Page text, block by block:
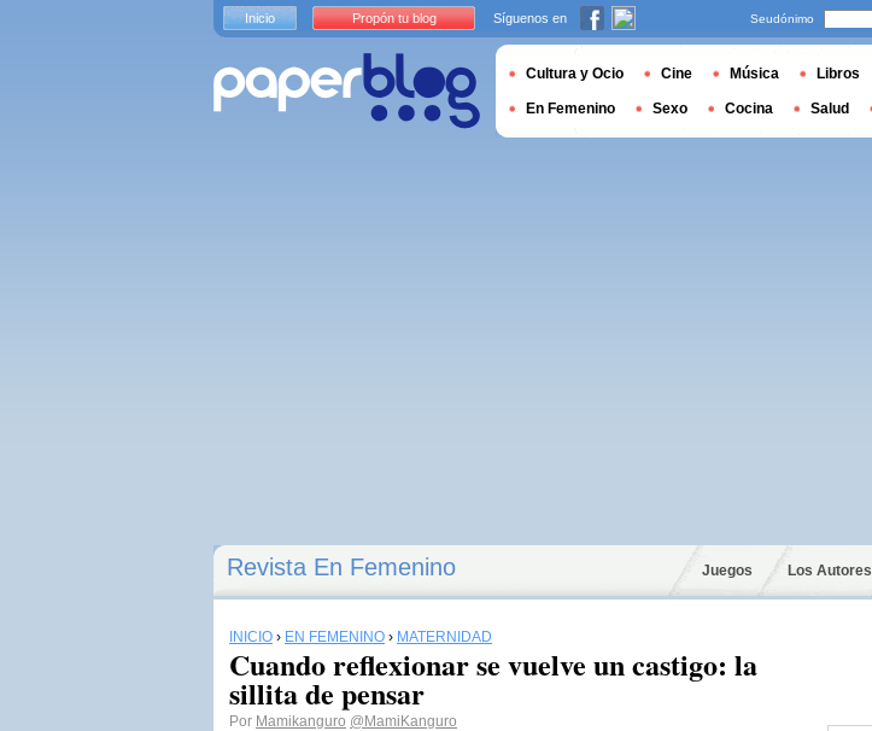
Revista En Femenino Juegos Los Autores
INICIO › EN FEMENINO › MATERNIDAD
Cuando reflexionar se vuelve un castigo: la
sillita de pensar
Por Mamikanguro @MamiKanguro
Inicio Propón tu blog Síguenos en Seudónimo
Cultura y Ocio Cine Música Libros
En Femenino Sexo Cocina Salud